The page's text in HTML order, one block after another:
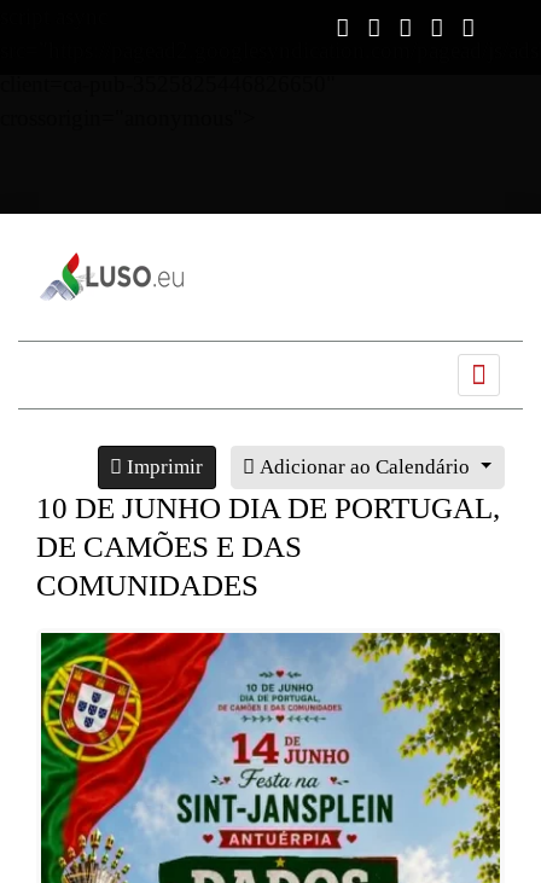
Imprimir Adicionar ao Calendário
10 DE JUNHO DIA DE PORTUGAL,
DE CAMÕES E DAS
COMUNIDADES